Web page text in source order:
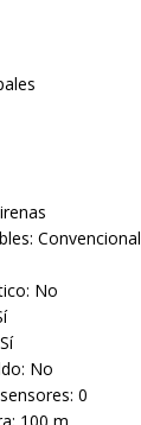
Convencional
No
No
0